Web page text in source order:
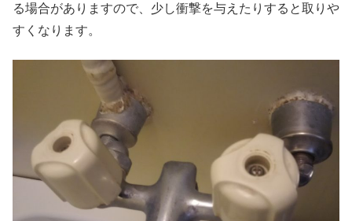
る場合がありますので、少し衝撃を与えたりすると取りや
すくなります。